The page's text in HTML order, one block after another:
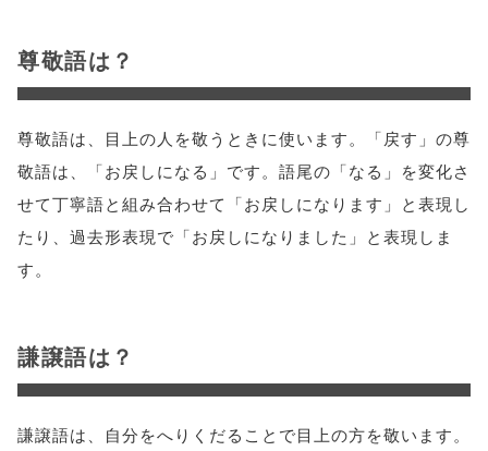
尊敬語は？
尊敬語は、目上の人を敬うときに使います。「戻す」の尊
敬語は、「お戻しになる」です。語尾の「なる」を変化さ
せて丁寧語と組み合わせて「お戻しになります」と表現し
たり、過去形表現で「お戻しになりました」と表現しま
す。
謙譲語は？
謙譲語は、自分をへりくだることで目上の方を敬います。